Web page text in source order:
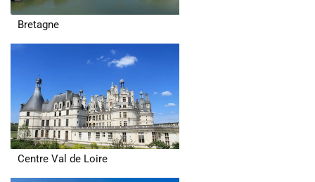
Bretagne
Centre Val de Loire